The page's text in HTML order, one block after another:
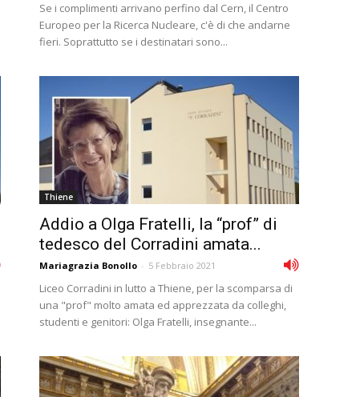
Se i complimenti arrivano perfino dal Cern, il Centro
Europeo per la Ricerca Nucleare, c'è di che andarne
fieri. Soprattutto se i destinatari sono...
Thiene
Addio a Olga Fratelli, la “prof” di
tedesco del Corradini amata...
Mariagrazia Bonollo - 5 Febbraio 2021
Liceo Corradini in lutto a Thiene, per la scomparsa di
una "prof" molto amata ed apprezzata da colleghi,
studenti e genitori: Olga Fratelli, insegnante...